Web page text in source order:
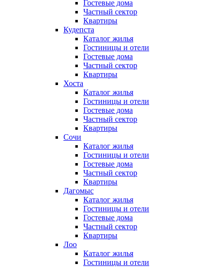
Гостевые дома
Частный сектор
Квартиры
Кудепста
Каталог жилья
Гостиницы и отели
Гостевые дома
Частный сектор
Квартиры
Хоста
Каталог жилья
Гостиницы и отели
Гостевые дома
Частный сектор
Квартиры
Сочи
Каталог жилья
Гостиницы и отели
Гостевые дома
Частный сектор
Квартиры
Дагомыс
Каталог жилья
Гостиницы и отели
Гостевые дома
Частный сектор
Квартиры
Лоо
Каталог жилья
Гостиницы и отели